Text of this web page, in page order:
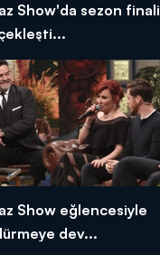
Show'da sezon finali
Show eğlencesiyle
dev...